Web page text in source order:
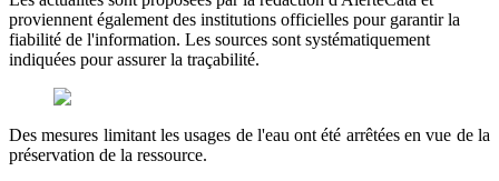
proviennent également des institutions officielles pour garantir la
fiabilité de l'information. Les sources sont systématiquement
indiquées pour assurer la traçabilité.
Des mesures limitant les usages de l'eau ont été arrêtées en vue de la
préservation de la ressource.